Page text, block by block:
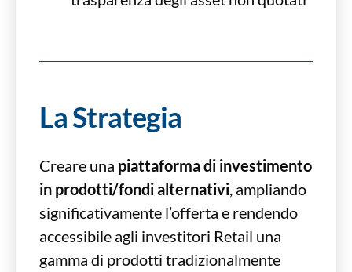
La Strategia
Creare una piattaforma di investimento
in prodotti/fondi alternativi, ampliando
significativamente l’offerta e rendendo
accessibile agli investitori Retail una
gamma di prodotti tradizionalmente